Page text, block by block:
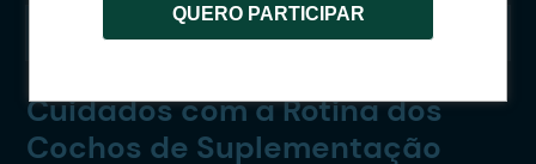
QUERO PARTICIPAR
CATEGORIA:GADO DE CORTE
Cuidados com a Rotina dos
Cochos de Suplementação